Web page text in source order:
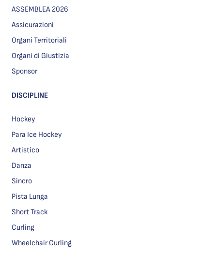
ASSEMBLEA 2026
Assicurazioni
Organi Territoriali
Organi di Giustizia
Sponsor
DISCIPLINE
Hockey
Para Ice Hockey
Artistico
Danza
Sincro
Pista Lunga
Short Track
Curling
Wheelchair Curling